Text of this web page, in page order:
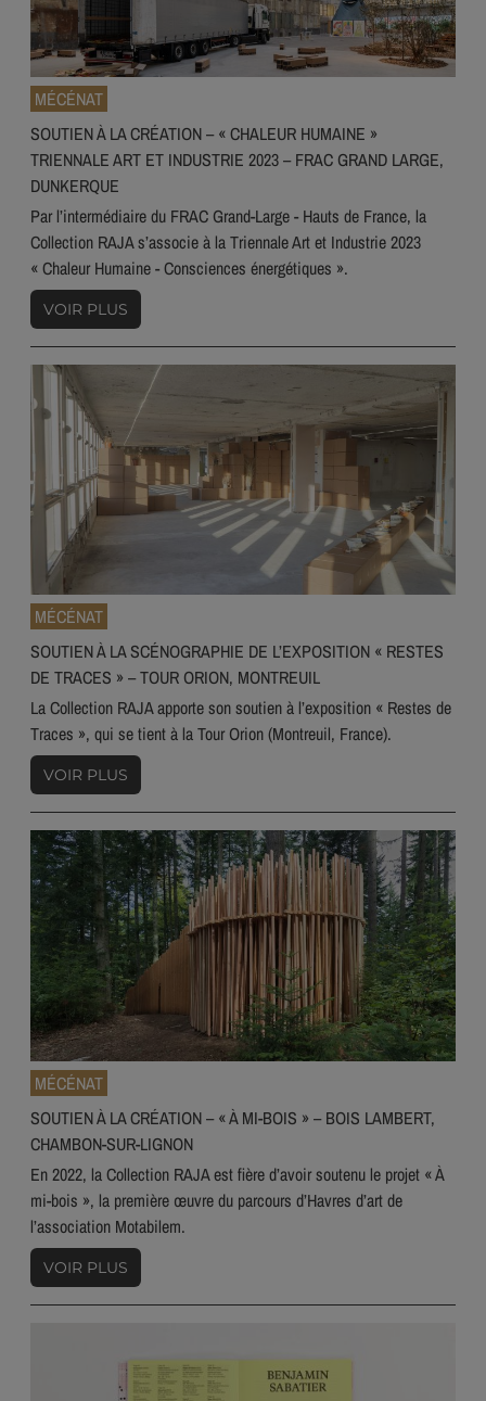
MÉCÉNAT
SOUTIEN À LA CRÉATION – « CHALEUR HUMAINE »
TRIENNALE ART ET INDUSTRIE 2023 – FRAC GRAND LARGE,
DUNKERQUE
Par l’intermédiaire du FRAC Grand-Large - Hauts de France, la
Collection RAJA s’associe à la Triennale Art et Industrie 2023
« Chaleur Humaine - Consciences énergétiques ».
VOIR PLUS
MÉCÉNAT
SOUTIEN À LA SCÉNOGRAPHIE DE L’EXPOSITION « RESTES
DE TRACES » – TOUR ORION, MONTREUIL
La Collection RAJA apporte son soutien à l’exposition « Restes de
Traces », qui se tient à la Tour Orion (Montreuil, France).
VOIR PLUS
MÉCÉNAT
SOUTIEN À LA CRÉATION – « À MI-BOIS » – BOIS LAMBERT,
CHAMBON-SUR-LIGNON
En 2022, la Collection RAJA est fière d’avoir soutenu le projet « À
mi-bois », la première œuvre du parcours d’Havres d’art de
l’association Motabilem.
VOIR PLUS